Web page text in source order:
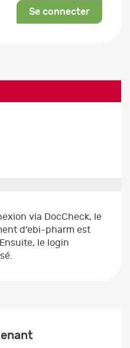
Se connecter
via DocCheck, le
d'ebi-pharm est
le login